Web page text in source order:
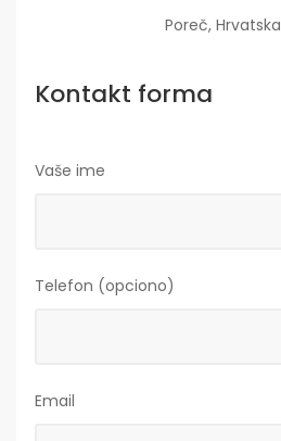
Poreč, Hrvatska
Kontakt forma
Vaše ime
Telefon (opciono)
Email